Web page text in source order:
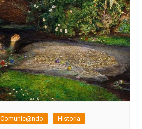
Comunic@ndo
Historia